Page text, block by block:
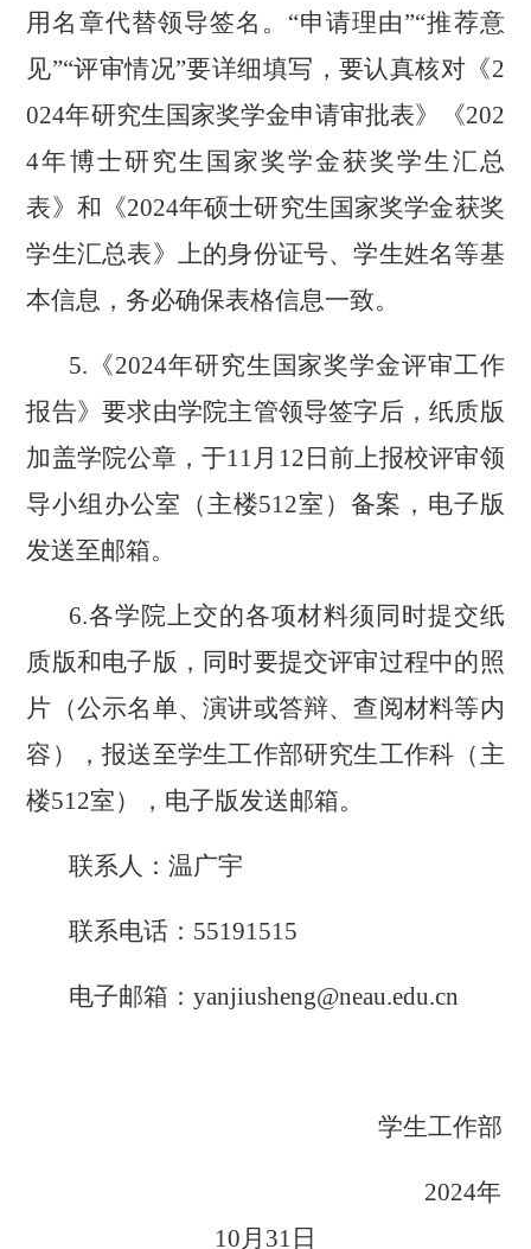
用名章代替领导签名。 “申请理由”“推荐意
见”“评审情况”要详细填写，要认真核对 《2
024年研究生国家奖学金申请审批表》《202
4年博士研究生国家奖学金获奖学生汇总
表》 和 《2024年硕士研究生国家奖学金获奖
学生汇总表》
上的身份证号、学生姓名等基
本信息 ，务必确保表格信息一致。
5.《2024年研究生国家奖学金评审工作
报告》要求由学院主管领导签字后，纸质版
加盖学院公章，于11月12日前上报校评审领
导小组办公室（主楼512室）备案，电子版
发送至邮箱。
6.各学院上交的各项材料须同时提交纸
质版和电子版，同时要提交评审过程中的照
片（公示名单、演讲或答辩、查阅材料等内
容），报送至学生工作部研究生工作科（主
楼512室），电子版发送邮箱。
联系人：温广宇
联系电话： 55191515
电子邮箱：yanjiusheng@neau.edu.cn
学生工作部
2024年
10 月 31 日